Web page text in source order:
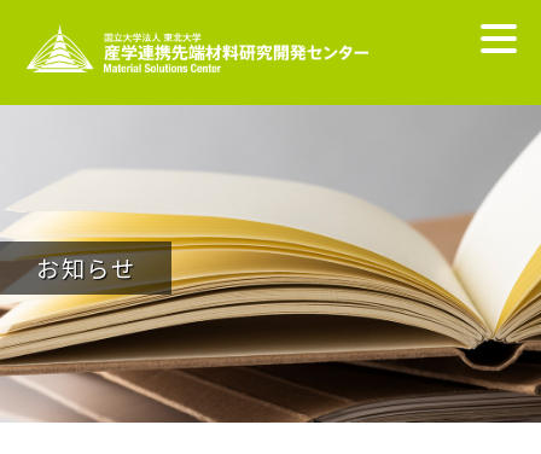
お知らせ